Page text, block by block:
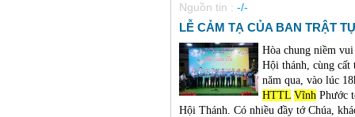
Nguồn tin : -/-
LỄ CẢM TẠ CỦA BAN TRẬT
Hòa chung niềm
Hội thánh, cùng cất
năm qua, vào lúc
HTTL Vĩnh Phước
Hội Thánh. Có nhiều đầy tớ Chúa,